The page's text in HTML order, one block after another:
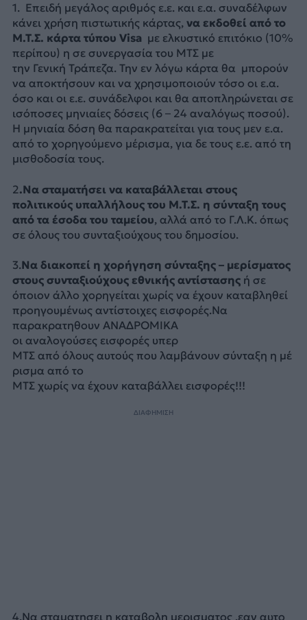
1. Επειδή μεγάλος αριθμός ε.ε. και ε.α. συναδέλφων
κάνει χρήση πιστωτικής κάρτας, να εκδοθεί από το
Μ.Τ.Σ. κάρτα τύπου Visa με ελκυστικό επιτόκιο (10%
περίπου) η σε συνεργασία του ΜΤΣ με
την Γενική Τράπεζα. Την εν λόγω κάρτα θα μπορούν
να αποκτήσουν και να χρησιμοποιούν τόσο οι ε.α.
όσο και οι ε.ε. συνάδελφοι και θα αποπληρώνεται σε
ισόποσες μηνιαίες δόσεις (6 – 24 αναλόγως ποσού).
Η μηνιαία δόση θα παρακρατείται για τους μεν ε.α.
από το χορηγούμενο μέρισμα, για δε τους ε.ε. από τη
μισθοδοσία τους.
2.Να σταματήσει να καταβάλλεται στους
πολιτικούς υπαλλήλους του Μ.Τ.Σ. η σύνταξη τους
από τα έσοδα του ταμείου, αλλά από το Γ.Λ.Κ. όπως
σε όλους του συνταξιούχους του δημοσίου.
3.Να διακοπεί η χορήγηση σύνταξης – μερίσματος
στους συνταξιούχους εθνικής αντίστασηςή σε
όποιον άλλο χορηγείται χωρίς να έχουν καταβληθεί
προηγουμένως αντίστοιχες εισφορές.Να
παρακρατηθουν ΑΝΑΔΡΟΜΙΚΑ
οι αναλογούσες εισφορές υπερ
MΤΣ από όλους αυτούς που λαμβάνουν σύνταξη η μέ
ρισμα από το
ΜΤΣ χωρίς να έχουν καταβάλλει εισφορές!!!
ΔΙΑΦΗΜΙΣΗ
4.Να σταματησει η καταβολη μερισματος ,εαν αυτο